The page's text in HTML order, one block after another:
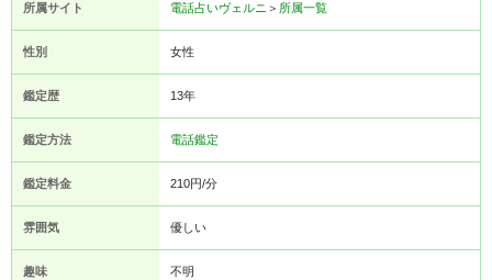
所属サイト 電話占いヴェルニ ＞ 所属一覧
性別 女性
鑑定歴 13年
鑑定方法 電話鑑定
鑑定料金 210円/分
雰囲気 優しい
趣味 不明